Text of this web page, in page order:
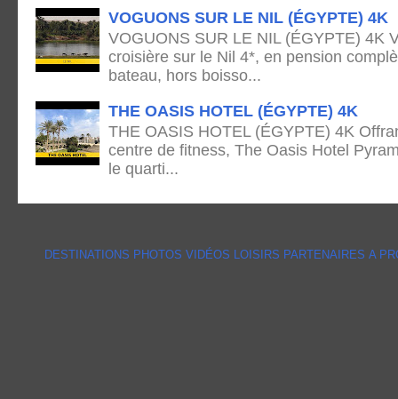
VOGUONS SUR LE NIL (ÉGYPTE) 4K
VOGUONS SUR LE NIL (ÉGYPTE) 4K
croisière sur le Nil 4*, en pension
bateau, hors boisso...
THE OASIS HOTEL (ÉGYPTE) 4K
THE OASIS HOTEL (ÉGYPTE) 4K
centre de fitness, The Oasis Hotel
le quarti...
DESTINATIONS PHOTOS VIDÉOS LOISIRS PARTENAIRES A